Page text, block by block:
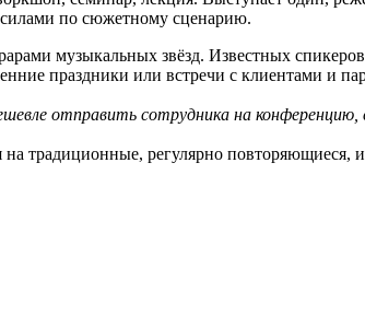
по сюжетному сценарию.
музыкальных звёзд. Известных
праздники или встречи с клиентами и
отправить сотрудника на
на традиционные, регулярно